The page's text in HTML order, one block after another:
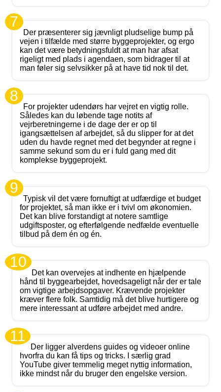
7
Der præsenterer sig jævnligt pludselige bump på
vejen i tilfælde med større byggeprojekter, og ergo
kan det være betydningsfuldt at man har afsat
rigeligt med plads i agendaen, som bidrager til at
man føler sig selvsikker på at have tid nok til det.
8
For projekter udendørs har vejret en vigtig rolle.
Således kan du løbende tage notits af
vejrberetningerne i de dage der er op til
igangsættelsen af arbejdet, så du slipper for at det
uden du havde regnet med det begynder at regne i
samme sekund som du er i fuld gang med dit
komplekse byggeprojekt.
9
Typisk vil det være fornuftigt at udfærdige et budget
for projektet, så man ikke er i tvivl om økonomien.
Det kan blive forstandigt at notere samtlige
udgiftsposter, og efterfølgende nedfælde eventuelle
tilbud på dem én og én.
10
Det kan overvejes at indhente en hjælpende
hånd til byggearbejdet, hovedsageligt når der er tale
om vigtige arbejdsopgaver. Krævende projekter
kræver flere folk. Samtidig må det blive hurtigere og
mere interessant at udføre arbejdet med andre.
11
Der ligger alverdens guides og videoer online
hvorfra du kan få tips og tricks. I særlig grad
YouTube giver temmelig meget nyttig information,
ikke mindst når du bruger den engelske version.